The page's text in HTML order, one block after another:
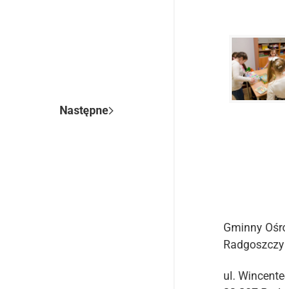
Następne
Gminny
Radgoszczy
ul.